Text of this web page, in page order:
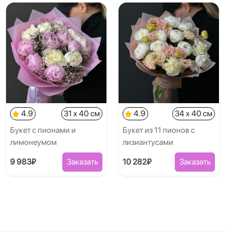
4.9
31 x 40 см
Букет с пионами и
лимонеумом
9 983₽ Заказать
4.9
34 x 40 см
Букет из 11 пионов с
лизиантусами
10 282₽ Заказать